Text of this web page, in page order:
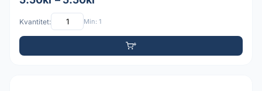
Kvantitet: Min: 1